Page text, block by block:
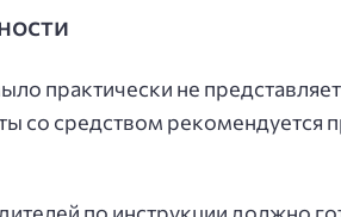
практически не
со средством рекомендуется